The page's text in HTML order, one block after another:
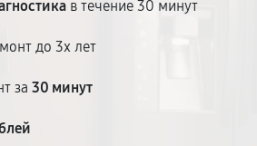
в течение 30 минут
до 3х лет
за 30 минут